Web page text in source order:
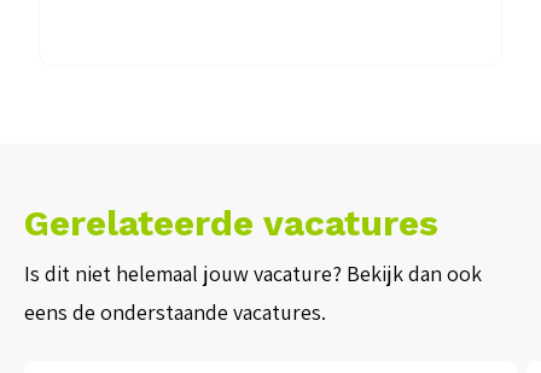
Gerelateerde vacatures
Is dit niet helemaal jouw vacature? Bekijk dan ook
eens de onderstaande vacatures.